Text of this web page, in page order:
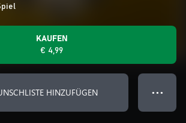
KAUFEN
€ 4,99
HINZUFÜGEN ● ● ●